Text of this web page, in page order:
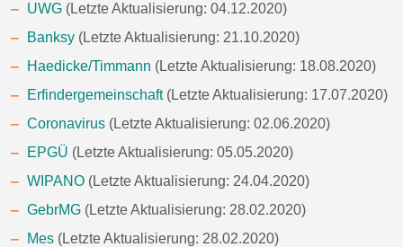
UWG (Letzte Aktualisierung: 04.12.2020)
Banksy (Letzte Aktualisierung: 21.10.2020)
Haedicke/Timmann (Letzte Aktualisierung: 18.08.2020)
Erfindergemeinschaft (Letzte Aktualisierung: 17.07.2020)
Coronavirus (Letzte Aktualisierung: 02.06.2020)
EPGÜ (Letzte Aktualisierung: 05.05.2020)
WIPANO (Letzte Aktualisierung: 24.04.2020)
GebrMG (Letzte Aktualisierung: 28.02.2020)
Mes (Letzte Aktualisierung: 28.02.2020)